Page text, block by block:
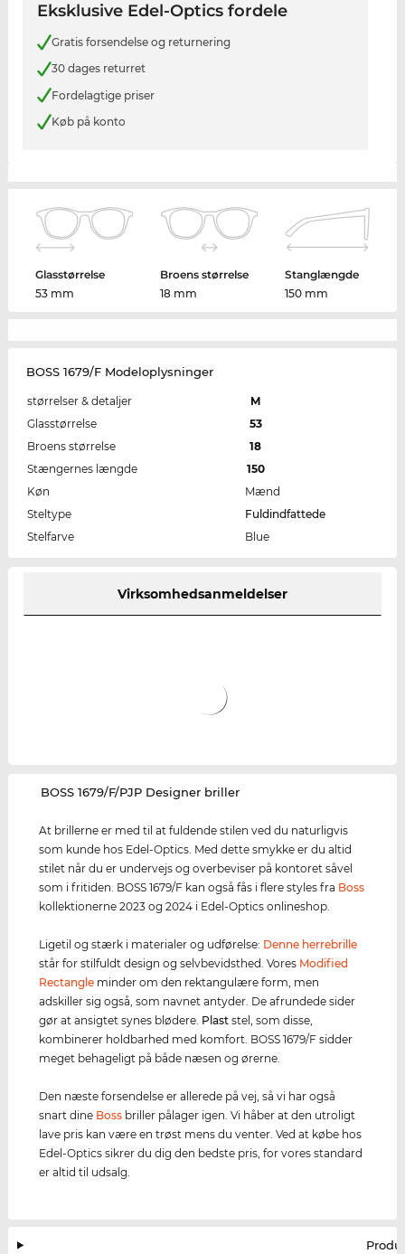
Eksklusive Edel-Optics fordele
Gratis forsendelse og returnering
30 dages returret
Fordelagtige priser
Køb på konto
Glasstørrelse
53 mm
Broens størrelse
18 mm
Stanglængde
150 mm
BOSS 1679/F Modeloplysninger
størrelser & detaljer
M
Glasstørrelse
53
Broens størrelse
18
Stængernes længde
150
Køn
Mænd
Steltype
Fuldindfattede
Stelfarve
Blue
Virksomhedsanmeldelser
‌BOSS 1679/F/PJP Designer briller
At brillerne er med til at fuldende stilen ved du naturligvis
som kunde hos Edel-Optics. Med dette smykke er du altid
stilet når du er undervejs og overbeviser på kontoret såvel
som i fritiden. BOSS 1679/F kan også fås i flere styles fra Boss
kollektionerne 2023 og 2024 i Edel-Optics onlineshop.
Ligetil og stærk i materialer og udførelse: Denne herrebrille
står for stilfuldt design og selvbevidsthed. Vores Modified
Rectangle minder om den rektangulære form, men
adskiller sig også, som navnet antyder. De afrundede sider
gør at ansigtet synes blødere. Plast stel, som disse,
kombinerer holdbarhed med komfort. BOSS 1679/F sidder
meget behageligt på både næsen og ørerne.
Den næste forsendelse er allerede på vej, så vi har også
snart dine Boss briller pålager igen. Vi håber at den utroligt
lave pris kan være en trøst mens du venter. Ved at købe hos
Edel-Optics sikrer du dig den bedste pris, for vores standard
er altid til udsalg.